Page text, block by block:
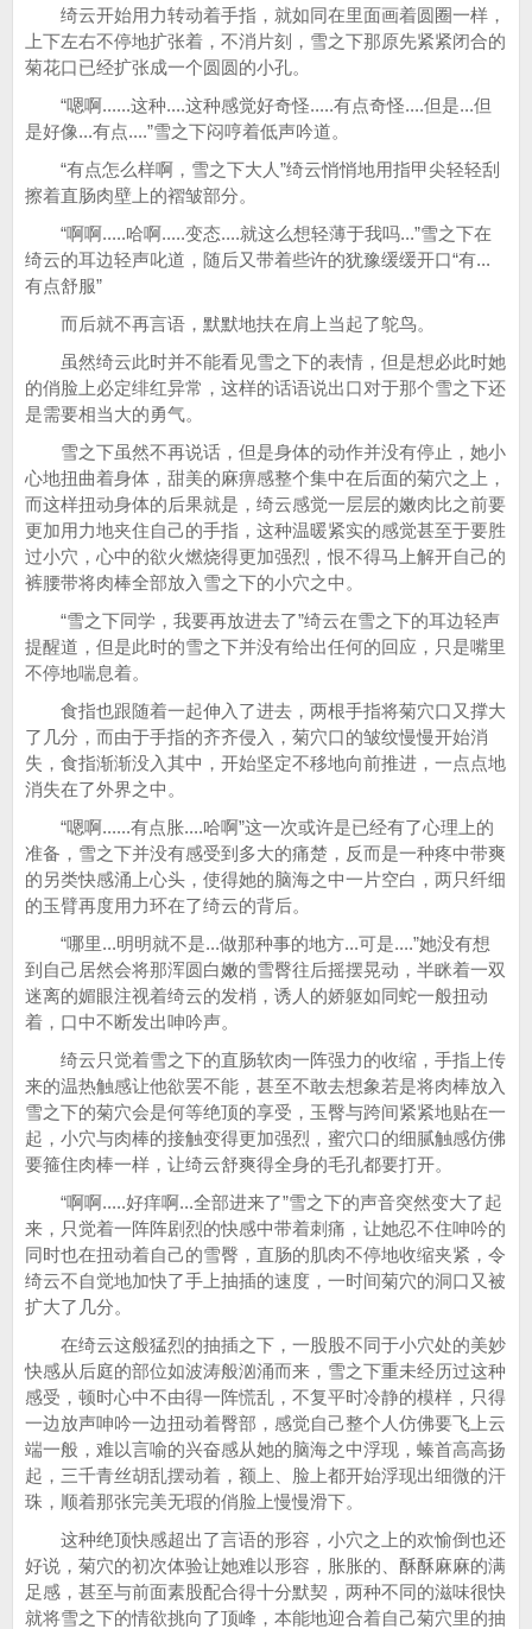
绮云开始用力转动着手指，就如同在里面画着圆圈一样，
上下左右不停地扩张着，不消片刻，雪之下那原先紧紧闭合的
菊花口已经扩张成一个圆圆的小孔。
“嗯啊......这种....这种感觉好奇怪.....有点奇怪....但是...但
是好像...有点....”雪之下闷哼着低声吟道。
“有点怎么样啊，雪之下大人”绮云悄悄地用指甲尖轻轻刮
擦着直肠肉壁上的褶皱部分。
“啊啊.....哈啊.....变态....就这么想轻薄于我吗...”雪之下在
绮云的耳边轻声叱道，随后又带着些许的犹豫缓缓开口“有...
有点舒服”
而后就不再言语，默默地扶在肩上当起了鸵鸟。
虽然绮云此时并不能看见雪之下的表情，但是想必此时她
的俏脸上必定绯红异常，这样的话语说出口对于那个雪之下还
是需要相当大的勇气。
雪之下虽然不再说话，但是身体的动作并没有停止，她小
心地扭曲着身体，甜美的麻痹感整个集中在后面的菊穴之上，
而这样扭动身体的后果就是，绮云感觉一层层的嫩肉比之前要
更加用力地夹住自己的手指，这种温暖紧实的感觉甚至于要胜
过小穴，心中的欲火燃烧得更加强烈，恨不得马上解开自己的
裤腰带将肉棒全部放入雪之下的小穴之中。
“雪之下同学，我要再放进去了”绮云在雪之下的耳边轻声
提醒道，但是此时的雪之下并没有给出任何的回应，只是嘴里
不停地喘息着。
食指也跟随着一起伸入了进去，两根手指将菊穴口又撑大
了几分，而由于手指的齐齐侵入，菊穴口的皱纹慢慢开始消
失，食指渐渐没入其中，开始坚定不移地向前推进，一点点地
消失在了外界之中。
“嗯啊......有点胀....哈啊”这一次或许是已经有了心理上的
准备，雪之下并没有感受到多大的痛楚，反而是一种疼中带爽
的另类快感涌上心头，使得她的脑海之中一片空白，两只纤细
的玉臂再度用力环在了绮云的背后。
“哪里...明明就不是...做那种事的地方...可是....”她没有想
到自己居然会将那浑圆白嫩的雪臀往后摇摆晃动，半眯着一双
迷离的媚眼注视着绮云的发梢，诱人的娇躯如同蛇一般扭动
着，口中不断发出呻吟声。
绮云只觉着雪之下的直肠软肉一阵强力的收缩，手指上传
来的温热触感让他欲罢不能，甚至不敢去想象若是将肉棒放入
雪之下的菊穴会是何等绝顶的享受，玉臀与跨间紧紧地贴在一
起，小穴与肉棒的接触变得更加强烈，蜜穴口的细腻触感仿佛
要箍住肉棒一样，让绮云舒爽得全身的毛孔都要打开。
“啊啊.....好痒啊...全部进来了”雪之下的声音突然变大了起
来，只觉着一阵阵剧烈的快感中带着刺痛，让她忍不住呻吟的
同时也在扭动着自己的雪臀，直肠的肌肉不停地收缩夹紧，令
绮云不自觉地加快了手上抽插的速度，一时间菊穴的洞口又被
扩大了几分。
在绮云这般猛烈的抽插之下，一股股不同于小穴处的美妙
快感从后庭的部位如波涛般汹涌而来，雪之下重未经历过这种
感受，顿时心中不由得一阵慌乱，不复平时冷静的模样，只得
一边放声呻吟一边扭动着臀部，感觉自己整个人仿佛要飞上云
端一般，难以言喻的兴奋感从她的脑海之中浮现，螓首高高扬
起，三千青丝胡乱摆动着，额上、脸上都开始浮现出细微的汗
珠，顺着那张完美无瑕的俏脸上慢慢滑下。
这种绝顶快感超出了言语的形容，小穴之上的欢愉倒也还
好说，菊穴的初次体验让她难以形容，胀胀的、酥酥麻麻的满
足感，甚至与前面素股配合得十分默契，两种不同的滋味很快
就将雪之下的情欲挑向了顶峰，本能地迎合着自己菊穴里的抽